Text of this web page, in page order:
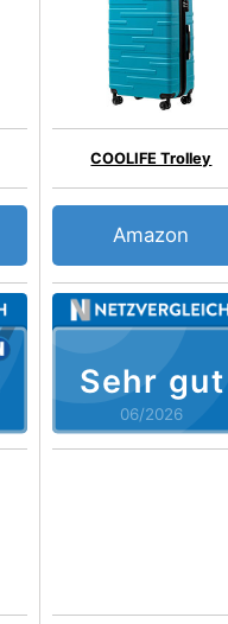
Sehr gut
06/2026
COOLIFE Trolley
Amazon